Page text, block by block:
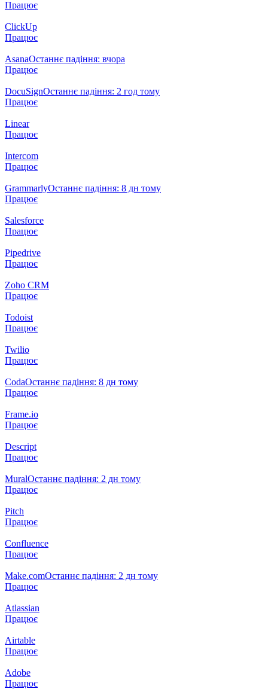
Працює
ClickUp
Працює
AsanaОстаннє падіння: вчора
Працює
DocuSignОстаннє падіння: 2 год тому
Працює
Linear
Працює
Intercom
Працює
GrammarlyОстаннє падіння: 8 дн тому
Працює
Salesforce
Працює
Pipedrive
Працює
Zoho CRM
Працює
Todoist
Працює
Twilio
Працює
CodaОстаннє падіння: 8 дн тому
Працює
Frame.io
Працює
Descript
Працює
MuralОстаннє падіння: 2 дн тому
Працює
Pitch
Працює
Confluence
Працює
Make.comОстаннє падіння: 2 дн тому
Працює
Atlassian
Працює
Airtable
Працює
Adobe
Працює